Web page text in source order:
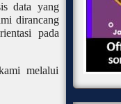
data yang
dirancang
pada
melalui